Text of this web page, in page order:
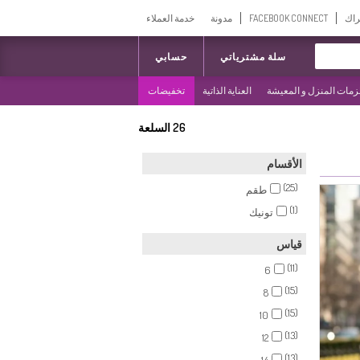
FACEBOOK CONNECT مدونة خدمة العملاء
حسابي سلة مشترياتي
المنزل و المعيشة العناية الذاتية تخفيضات
26السلعة
الأقسام
طقم
(25)
تونيك
(1)
قياس
6
(11)
8
(15)
10
(15)
12
(13)